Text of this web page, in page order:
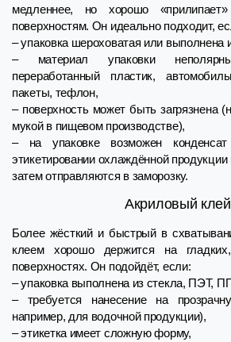
медленнее, но хорошо
поверхностям. Он идеально подходит,
– упаковка шероховатая или выполнена
– материал упаковки
переработанный пластик,
пакеты, тефлон,
– поверхность может быть загрязнена
мукой в пищевом производстве),
– на упаковке возможен
этикетировании охлаждённой
затем отправляются в заморозку.
Акриловый клей
Более жёсткий и быстрый в
клеем хорошо держится на
поверхностях. Он подойдёт, если:
– упаковка выполнена из стекла, ПЭТ,
– требуется нанесение на
например, для водочной продукции),
– этикетка имеет сложную форму,